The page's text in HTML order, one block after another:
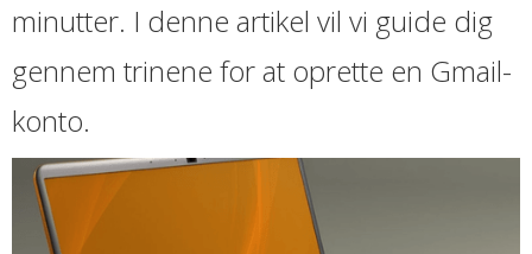
minutter. I denne artikel vil vi guide dig
gennem trinene for at oprette en Gmail-
konto.